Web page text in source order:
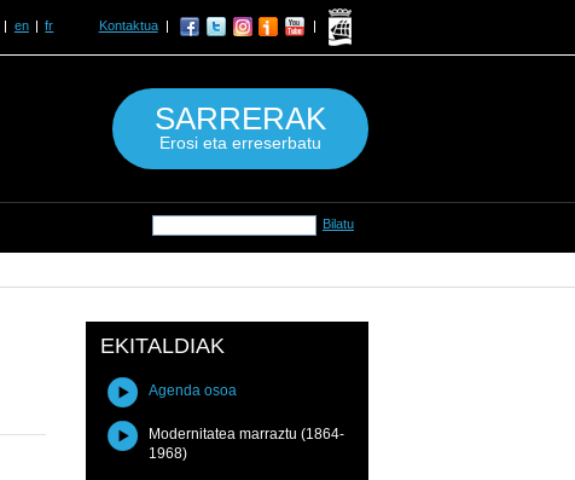
EKITALDIAK
Agenda osoa
Modernitatea marraztu (1864-
1968)
en fr Kontaktua
SARRERAK
Erosi eta erreserbatu